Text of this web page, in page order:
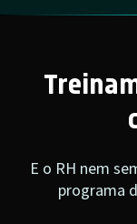
E o RH nem
programa